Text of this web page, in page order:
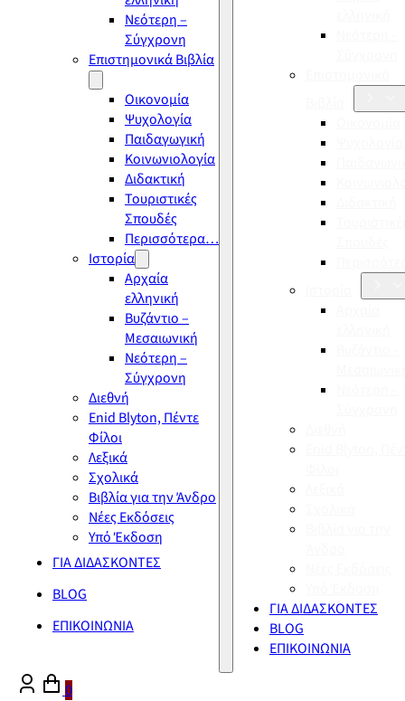
Νεότερη –
Σύγχρονη
Επιστημονικά Βιβλία
Οικονομία
Ψυχολογία
Παιδαγωγική
Κοινωνιολογία
Διδακτική
Τουριστικές
Σπουδές
Περισσότερα…
Ιστορία
Αρχαία
ελληνική
Βυζάντιο –
Μεσαιωνική
Νεότερη –
Σύγχρονη
Διεθνή
Enid Blyton, Πέντε
Φίλοι
Λεξικά
Σχολικά
Βιβλία για την Άνδρο
Νέες Εκδόσεις
Υπό Έκδοση
ΓΙΑ ΔΙΔΑΣΚΟΝΤΕΣ
BLOG
ΕΠΙΚΟΙΝΩΝΙΑ
ΓΙΑ ΔΙΔΑΣΚΟΝΤΕΣ
BLOG
ΕΠΙΚΟΙΝΩΝΙΑ
0